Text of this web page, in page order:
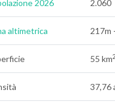
2026 2.060
altimetrica 217m
55 km2
37,76